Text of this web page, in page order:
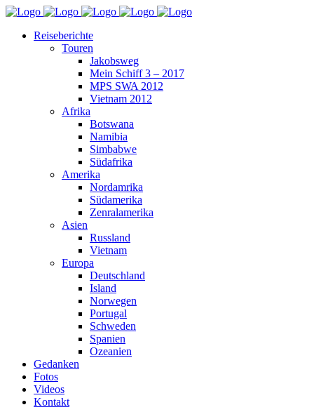
Reiseberichte
Touren
Jakobsweg
Mein Schiff 3 – 2017
MPS SWA 2012
Vietnam 2012
Afrika
Botswana
Namibia
Simbabwe
Südafrika
Amerika
Nordamrika
Südamerika
Zenralamerika
Asien
Russland
Vietnam
Europa
Deutschland
Island
Norwegen
Portugal
Schweden
Spanien
Ozeanien
Gedanken
Fotos
Videos
Kontakt